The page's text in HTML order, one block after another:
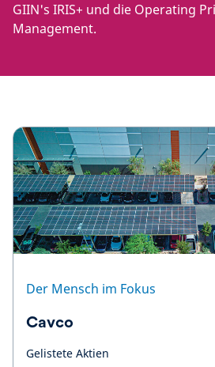
GIIN's IRIS+ und die Operating
Management.
Der Mensch im Fokus
Cavco
Gelistete Aktien